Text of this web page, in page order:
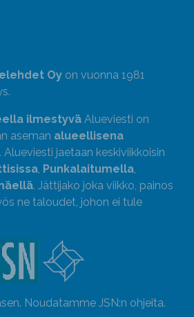
Oy on vuonna 1981
ilmestyvä Alueviesti on
aseman alueellisena
. Alueviesti jaetaan keskiviikkoisin
, Punkalaitumella,
. Jättijako joka viikko, painos
ne taloudet, johon ei tule
Noudatamme JSN:n ohjeita.